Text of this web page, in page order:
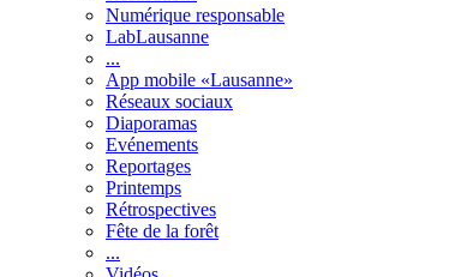
Numérique responsable
LabLausanne
...
App mobile «Lausanne»
Réseaux sociaux
Diaporamas
Evénements
Reportages
Printemps
Rétrospectives
Fête de la forêt
...